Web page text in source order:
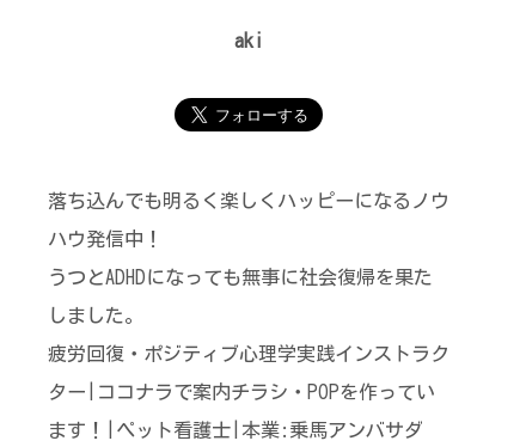
aki
落ち込んでも明るく楽しくハッピーになるノウ
ハウ発信中！
うつとADHDになっても無事に社会復帰を果た
しました。
疲労回復・ポジティブ心理学実践インストラク
ター|ココナラで案内チラシ・POPを作ってい
ます！|ペット看護士|本業:乗馬アンバサダ